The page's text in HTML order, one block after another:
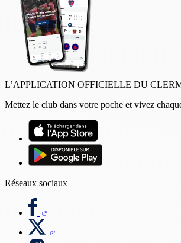
L’APPLICATION OFFICIELLE DU
Mettez le club dans votre poche et vivez
Réseaux sociaux